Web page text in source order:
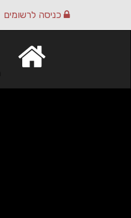
כניסה לרשומים